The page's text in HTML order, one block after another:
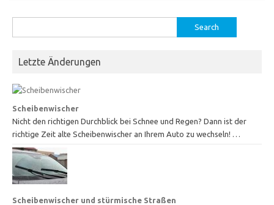
for:
Letzte Änderungen
Scheibenwischer
Nicht den richtigen Durchblick bei Schnee und Regen? Dann ist der
richtige Zeit alte Scheibenwischer an Ihrem Auto zu wechseln! …
Scheibenwischer und stürmische Straßen